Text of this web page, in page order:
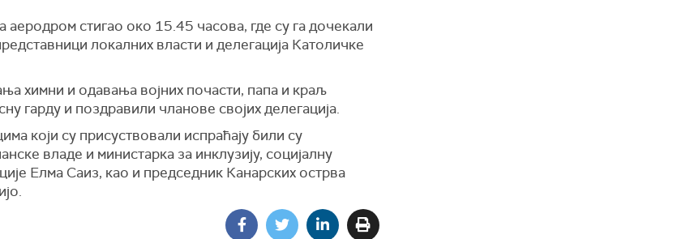
аеродром стигао око 15.45 часова, где су га дочекали
локалних власти и делегација Католичке
химни и одавања војних почасти, папа и краљ
гарду и поздравили чланове својих делегација.
који су присуствовали испраћају били су
владе и министарка за инклузију, социјалну
Елма Саиз, као и председник Канарских острва